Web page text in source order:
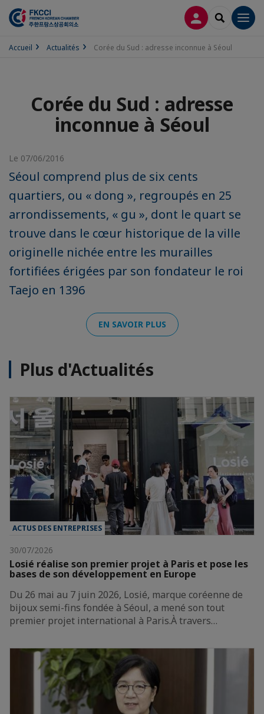
CONNEXION
Accueil Actualités Corée du Sud : adresse inconnue à Séoul
Corée du Sud : adresse
inconnue à Séoul
Le 07/06/2016
Séoul comprend plus de six cents
quartiers, ou « dong », regroupés en 25
arrondissements, « gu », dont le quart se
trouve dans le cœur historique de la ville
originelle nichée entre les murailles
fortifiées érigées par son fondateur le roi
Taejo en 1396
EN SAVOIR PLUS
Plus d'Actualités
ACTUS DES ENTREPRISES
30/07/2026
Losié réalise son premier projet à Paris et pose les
bases de son développement en Europe
Du 26 mai au 7 juin 2026, Losié, marque coréenne de
bijoux semi-fins fondée à Séoul, a mené son tout
premier projet international à Paris.À travers…